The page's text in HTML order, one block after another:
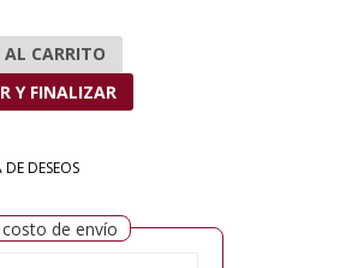
cantidad
AL CARRITO
Y FINALIZAR
DESEOS
de envío